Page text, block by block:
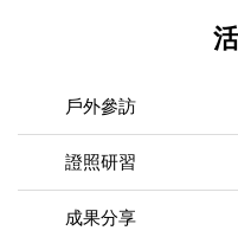
戶外參訪
證照研習
成果分享